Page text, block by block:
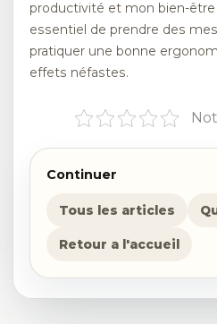
productivité et mon bien-être
essentiel de prendre des
pratiquer une bonne
effets néfastes.
Continuer
Tous les articles
Retour a l'accueil